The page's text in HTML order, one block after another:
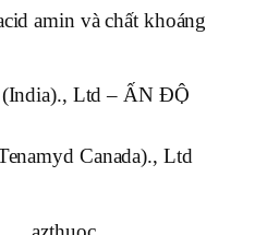
amin và chất khoáng
(India)., Ltd – ẤN ĐỘ
Canada)., Ltd